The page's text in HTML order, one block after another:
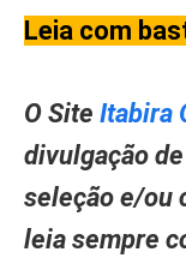
Leia com
O Site Itabira
divulgação
seleção e/ou
leia sempre